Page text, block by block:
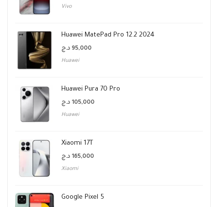
Vivo
Huawei MatePad Pro 12.2 2024
95,000 د.ج
Huawei
Huawei Pura 70 Pro
105,000 د.ج
Huawei
Xiaomi 17T
165,000 د.ج
Xiaomi
Google Pixel 5